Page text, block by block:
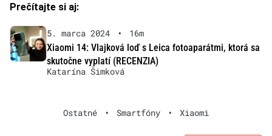
Prečítajte si aj:
5. marca 2024 •
16m
Xiaomi 14: Vlajková loď s Leica fotoaparátmi, ktorá sa
skutočne vyplatí (RECENZIA)
Katarína Šimková
Ostatné • Smartfóny • Xiaomi